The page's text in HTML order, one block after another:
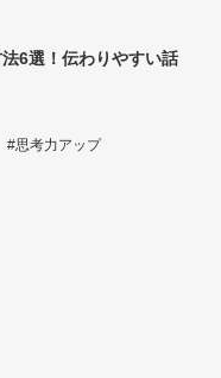
6選！伝わりやすい話
#思考力アップ